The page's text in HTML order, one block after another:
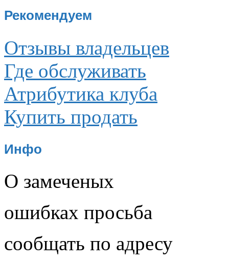
Рекомендуем
Отзывы владельцев
Где обслуживать
Атрибутика клуба
Купить продать
Инфо
О замеченых
ошибках просьба
сообщать по адресу